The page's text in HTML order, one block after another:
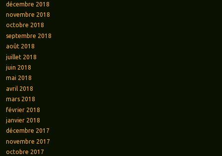
décembre 2018
novembre 2018
octobre 2018
septembre 2018
août 2018
juillet 2018
juin 2018
mai 2018
avril 2018
mars 2018
février 2018
janvier 2018
décembre 2017
novembre 2017
octobre 2017